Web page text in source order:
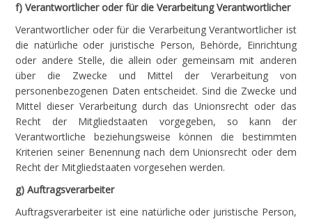
f) Verantwortlicher oder für die Verarbeitung Verantwortlicher
Verantwortlicher oder für die Verarbeitung Verantwortlicher ist
die natürliche oder juristische Person, Behörde, Einrichtung
oder andere Stelle, die allein oder gemeinsam mit anderen
über die Zwecke und Mittel der Verarbeitung von
personenbezogenen Daten entscheidet. Sind die Zwecke und
Mittel dieser Verarbeitung durch das Unionsrecht oder das
Recht der Mitgliedstaaten vorgegeben, so kann der
Verantwortliche beziehungsweise können die bestimmten
Kriterien seiner Benennung nach dem Unionsrecht oder dem
Recht der Mitgliedstaaten vorgesehen werden.
g) Auftragsverarbeiter
Auftragsverarbeiter ist eine natürliche oder juristische Person,